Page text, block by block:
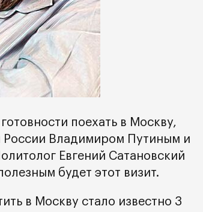
поехать в Москву,
России Владимиром Путиным и
Евгений Сатановский
будет этот визит.
в Москву стало известно 3